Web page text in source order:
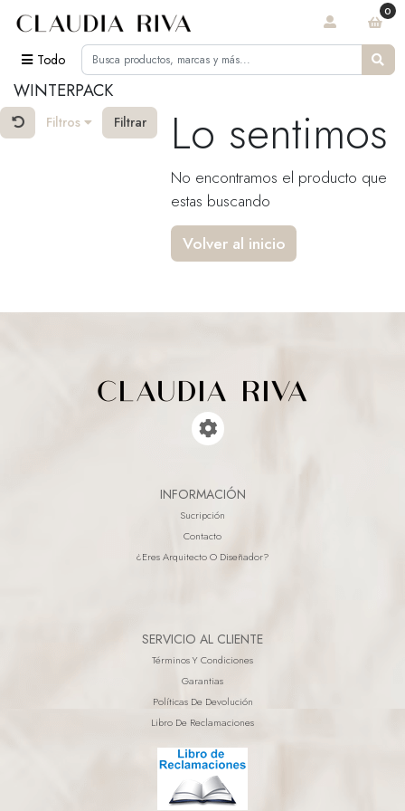
Todo
0
WINTERPACK
Filtros Filtrar Lo sentimos
No encontramos el producto que
estas buscando
Volver al inicio
INFORMACIÓN
Sucripción
Contacto
¿eres Arquitecto O Diseñador?
SERVICIO AL CLIENTE
Términos Y Condiciones
Garantias
Políticas De Devolución
Libro De Reclamaciones